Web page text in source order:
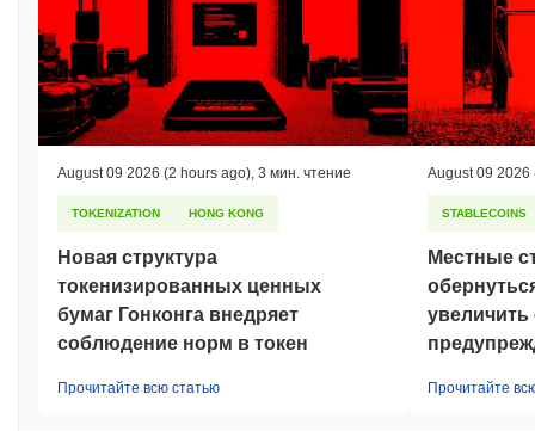
August 09 2026 (2 hours ago), 3 мин. чтение
TOKENIZATION HONG KONG
Новая структура
токенизированных ценных
бумаг Гонконга внедряет
соблюдение норм в токен
Прочитайте всю статью
August 09 2026
STABLECOINS
Местные
увеличить
Прочитайте